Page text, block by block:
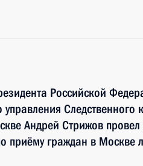
Российской
управления Следственного
Андрей Стрижов
приёму граждан в Москве